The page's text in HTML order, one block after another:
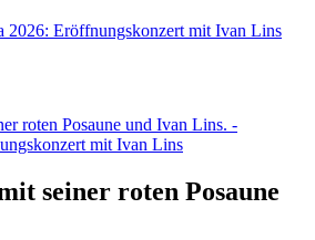
seiner roten Posaune